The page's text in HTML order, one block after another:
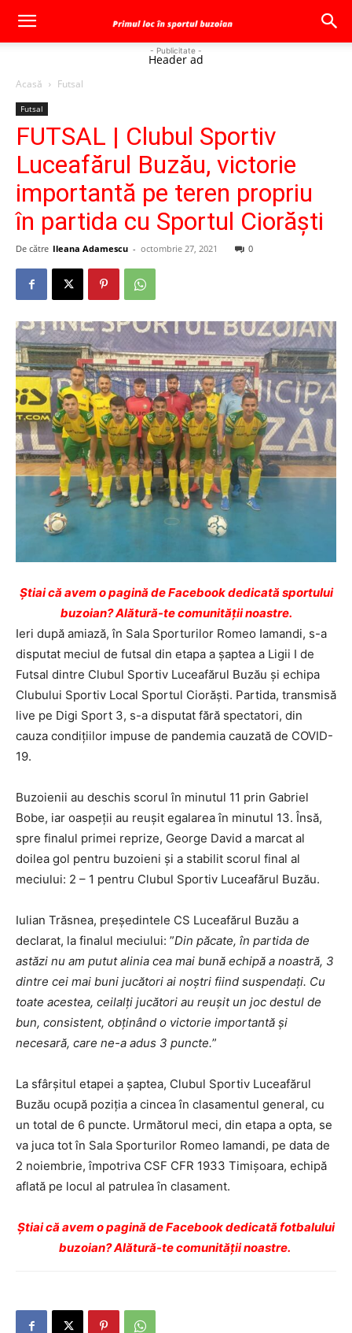
- Publicitate -
Header ad
Acasă Futsal
Futsal
FUTSAL | Clubul Sportiv
Luceafărul Buzău, victorie
importantă pe teren propriu
în partida cu Sportul Ciorăști
De către Ileana Adamescu - octombrie 27, 2021 0
Ştiai că avem o pagină de Facebook dedicată sportului
buzoian? Alătură-te comunității noastre.
Ieri după amiază, în Sala Sporturilor Romeo Iamandi, s-a
disputat meciul de futsal din etapa a șaptea a Ligii I de
Futsal dintre Clubul Sportiv Luceafărul Buzău și echipa
Clubului Sportiv Local Sportul Ciorăști. Partida, transmisă
live pe Digi Sport 3, s-a disputat fără spectatori, din
cauza condițiilor impuse de pandemia cauzată de COVID-
19.
Buzoienii au deschis scorul în minutul 11 prin Gabriel
Bobe, iar oaspeții au reușit egalarea în minutul 13. Însă,
spre finalul primei reprize, George David a marcat al
doilea gol pentru buzoieni și a stabilit scorul final al
meciului: 2 – 1 pentru Clubul Sportiv Luceafărul Buzău.
Iulian Trăsnea, președintele CS Luceafărul Buzău a
declarat, la finalul meciului: ”Din păcate, în partida de
astăzi nu am putut alinia cea mai bună echipă a noastră, 3
dintre cei mai buni jucători ai noștri fiind suspendați. Cu
toate acestea, ceilalți jucători au reușit un joc destul de
bun, consistent, obținând o victorie importantă și
necesară, care ne-a adus 3 puncte.”
La sfârșitul etapei a șaptea, Clubul Sportiv Luceafărul
Buzău ocupă poziția a cincea în clasamentul general, cu
un total de 6 puncte. Următorul meci, din etapa a opta, se
va juca tot în Sala Sporturilor Romeo Iamandi, pe data de
2 noiembrie, împotriva CSF CFR 1933 Timișoara, echipă
aflată pe locul al patrulea în clasament.
Ştiai că avem o pagină de Facebook dedicată fotbalului
buzoian? Alătură-te comunității noastre.